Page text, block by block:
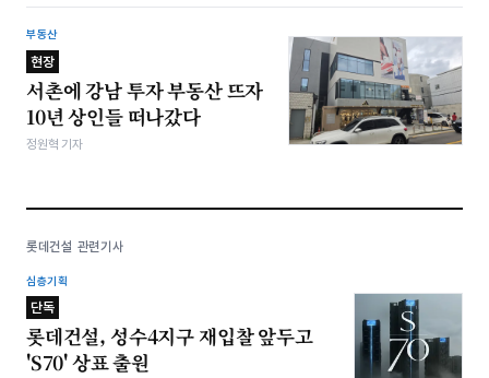
부동산
현장
서촌에 강남 투자 부동산 뜨자
10년 상인들 떠나갔다
정원혁 기자
롯데건설 관련기사
심층기획
단독
롯데건설, 성수4지구 재입찰 앞두고
'S70' 상표 출원